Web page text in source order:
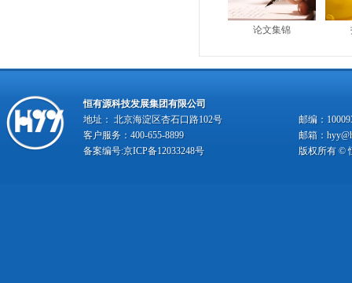
论文集锦
恒有源科技发展集团有限公司
地址： 北京海淀区杏石口路102号
邮编：
客户服务：400-655-8899
邮箱：
备案编号:京ICP备12033248号 版权所有 ©